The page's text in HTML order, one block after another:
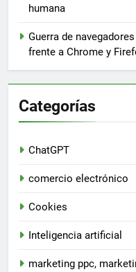
humana
Guerra de
frente a Chrome y
Categorías
ChatGPT
comercio electrónico
Cookies
Inteligencia artificial
marketing ppc,